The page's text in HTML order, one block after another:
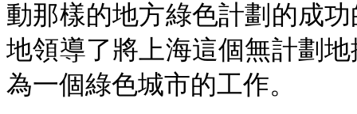
動那樣的地方綠色計劃的成
地領導了將上海這個無計劃
為一個綠色城市的工作。